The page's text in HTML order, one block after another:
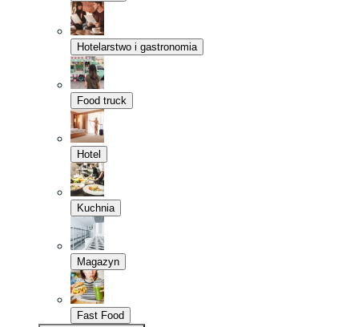
Hotelarstwo i gastronomia
Food truck
Hotel
Kuchnia
Magazyn
Fast Food